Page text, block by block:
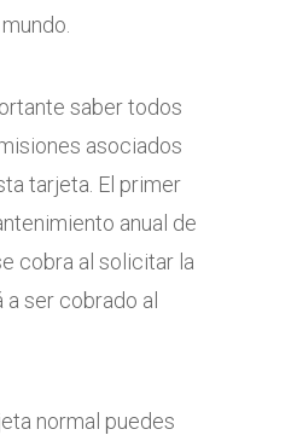
saber todos
asociados
tarjeta. El primer
anual de
cobra al solicitar la
ser cobrado al
normal puedes